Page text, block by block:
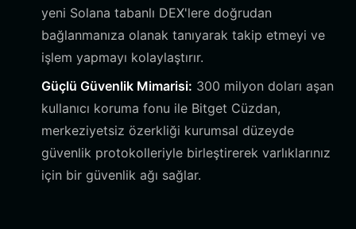
yeni Solana tabanlı DEX'lere doğrudan
bağlanmanıza olanak tanıyarak takip etmeyi ve
işlem yapmayı kolaylaştırır.
Güçlü Güvenlik Mimarisi: 300 milyon doları aşan
kullanıcı koruma fonu ile Bitget Cüzdan,
merkeziyetsiz özerkliği kurumsal düzeyde
güvenlik protokolleriyle birleştirerek varlıklarınız
için bir güvenlik ağı sağlar.